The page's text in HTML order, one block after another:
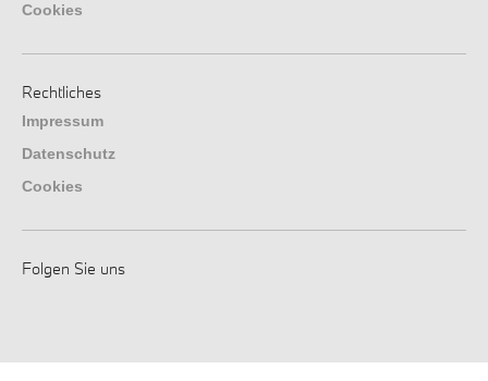
Cookies
Rechtliches
Impressum
Datenschutz
Cookies
Folgen Sie uns